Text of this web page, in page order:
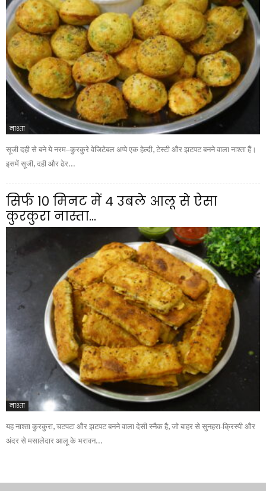
नाश्ता
सूजी दही से बने ये नरम–कुरकुरे वेजिटेबल अप्पे एक हेल्दी, टेस्टी और झटपट बनने वाला नाश्ता हैं।
इसमें सूजी, दही और ढेर...
सिर्फ 10 मिनट में 4 उबले आलू से ऐसा
कुरकुरा नास्ता...
नाश्ता
यह नाश्ता कुरकुरा, चटपटा और झटपट बनने वाला देसी स्नैक है, जो बाहर से सुनहरा-क्रिस्पी और
अंदर से मसालेदार आलू के भरावन...